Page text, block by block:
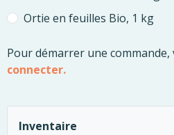
Ortie en feuilles Bio, 1 kg
Pour démarrer une commande,
connecter.
Inventaire